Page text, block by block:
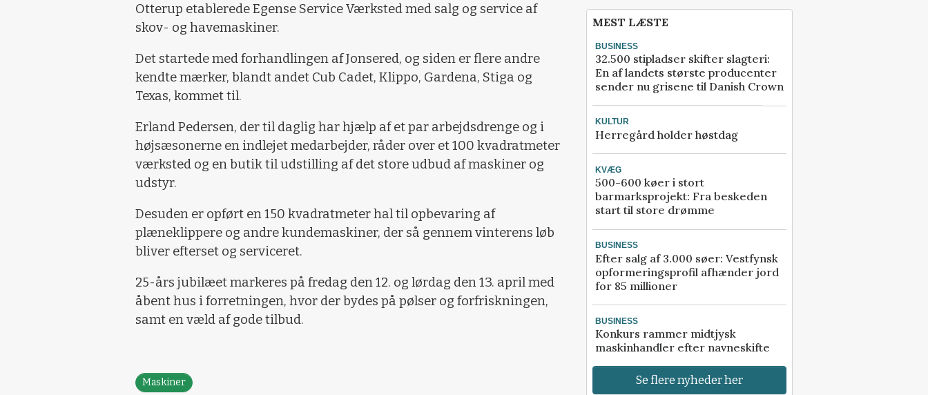
Otterup etablerede Egense Service Værksted med salg og service af
skov- og havemaskiner.
Det startede med forhandlingen af Jonsered, og siden er flere andre
kendte mærker, blandt andet Cub Cadet, Klippo, Gardena, Stiga og
Texas, kommet til.
Erland Pedersen, der til daglig har hjælp af et par arbejdsdrenge og i
højsæsonerne en indlejet medarbejder, råder over et 100 kvadratmeter
værksted og en butik til udstilling af det store udbud af maskiner og
udstyr.
Desuden er opført en 150 kvadratmeter hal til opbevaring af
plæneklippere og andre kundemaskiner, der så gennem vinterens løb
bliver efterset og serviceret.
25-års jubilæet markeres på fredag den 12. og lørdag den 13. april med
åbent hus i forretningen, hvor der bydes på pølser og forfriskningen,
samt en væld af gode tilbud.
Maskiner
MEST LÆSTE
BUSINESS
32.500 stipladser skifter slagteri:
En af landets største producenter
sender nu grisene til Danish Crown
KULTUR
Herregård holder høstdag
KVÆG
500-600 køer i stort
barmarksprojekt: Fra beskeden
start til store drømme
BUSINESS
Efter salg af 3.000 søer: Vestfynsk
opformeringsprofil afhænder jord
for 85 millioner
BUSINESS
Konkurs rammer midtjysk
maskinhandler efter navneskifte
Se flere nyheder her